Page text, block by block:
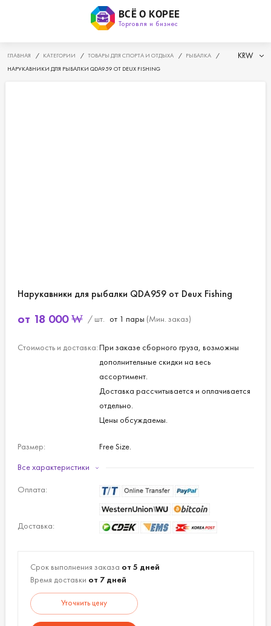
ВСЁ О КОРЕЕ
Торговля и бизнес
ГЛАВНАЯ / КАТЕГОРИИ / ТОВАРЫ ДЛЯ СПОРТА И ОТДЫХА / РЫБАЛКА
/
НАРУКАВНИКИ ДЛЯ РЫБАЛКИ QDA959 ОТ DEUX FISHING
KRW
Нарукавники для рыбалки QDA959 от Deux Fishing
от 18 000 ₩ / шт. от 1 пары (Мин. заказ)
Стоимость и доставка:При заказе сборного груза, возможны
дополнительные скидки на весь
ассортимент.
Доставка рассчитывается и оплачивается
отдельно.
Цены обсуждаемы.
Размер:
Free Size.
Все характеристики
Оплата:
Доставка:
Срок выполнения заказа от 5 дней
Время доставки от 7 дней
Уточнить цену